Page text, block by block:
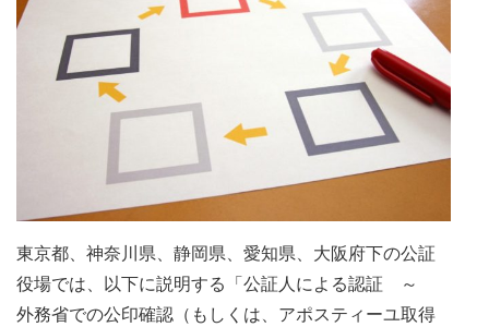
東京都、神奈川県、静岡県、愛知県、大阪府下の公証
役場では、以下に説明する「公証人による認証 ～
外務省での公印確認（もしくは、アポスティーユ取得